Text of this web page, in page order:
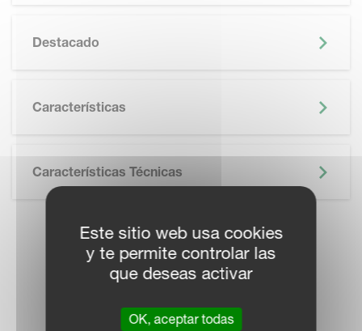
Destacado
Características
Características Técnicas
LOCALICE UN
DISTRIBUIDOR
Este sitio web usa cookies
y te permite controlar las
que deseas activar
OK, aceptar todas